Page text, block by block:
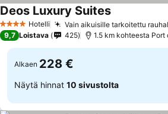
4 Tähtiluokitus
Hotelli Vain aikuisille tarkoitettu
Deos Luxury Suites
9,7 Loistava 425 1.5 km kohteesta Port
Alkaen 228 €
Näytä hinnat 10 sivustolta